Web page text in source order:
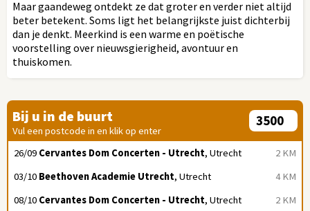
Maar gaandeweg ontdekt ze dat groter en verder niet altijd
beter betekent. Soms ligt het belangrijkste juist dichterbij
dan je denkt. Meerkind is een warme en poëtische
voorstelling over nieuwsgierigheid, avontuur en
thuiskomen.
Bij u in de buurt
Vul een postcode in en klik op enter
2 KM
26/09 Cervantes Dom Concerten - Utrecht, Utrecht
4 KM
03/10 Beethoven Academie Utrecht, Utrecht
2 KM
08/10 Cervantes Dom Concerten - Utrecht, Utrecht